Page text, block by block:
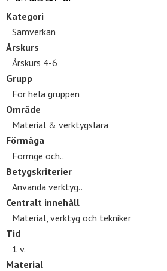
Kategori
Samverkan
Årskurs
Årskurs 4-6
Grupp
För hela gruppen
Område
Material & verktygslära
Förmåga
Formge och..
Betygskriterier
Använda verktyg..
Centralt innehåll
Material, verktyg och tekniker
Tid
1 v.
Material